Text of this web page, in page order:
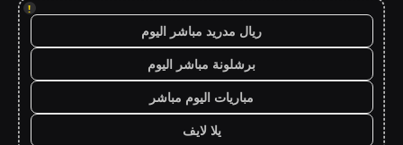
!
ريال مدريد مباشر اليوم
برشلونة مباشر اليوم
مباريات اليوم مباشر
يلا لايف